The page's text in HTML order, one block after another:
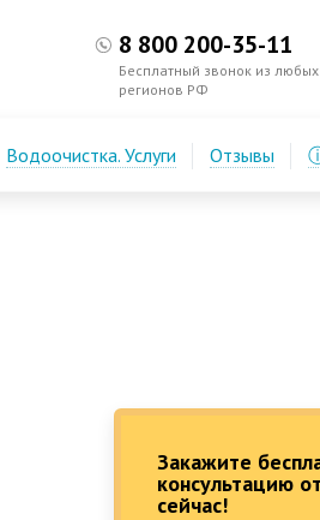
Закажите
консультацию
сейчас!
8 800 200-35-11
Бесплатный звонок из любых
регионов РФ
Водоочистка. Услуги Отзывы